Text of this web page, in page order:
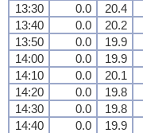
13:30
0.0 20.4
13:40
0.0 20.2
13:50
0.0 19.9
14:00
0.0 19.9
14:10
0.0 20.1
14:20
0.0 19.8
14:30
0.0 19.8
14:40
0.0 19.9